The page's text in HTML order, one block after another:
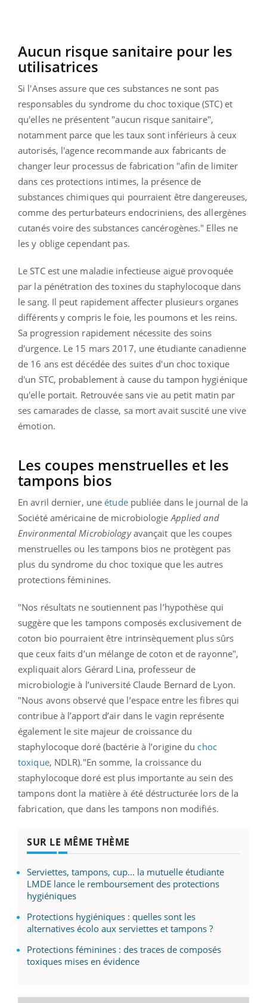
Aucun risque sanitaire pour les
utilisatrices
Si l'Anses assure que ces substances ne sont pas
responsables du syndrome du choc toxique (STC) et
qu'elles ne présentent "aucun risque sanitaire",
notamment parce que les taux sont inférieurs à ceux
autorisés, l'agence recommande aux fabricants de
changer leur processus de fabrication "afin de limiter
dans ces protections intimes, la présence de
substances chimiques qui pourraient être dangereuses,
comme des perturbateurs endocriniens, des allergènes
cutanés voire des substances cancérogènes." Elles ne
les y oblige cependant pas.
Le STC est une maladie infectieuse aiguë provoquée
par la pénétration des toxines du staphylocoque dans
le sang. Il peut rapidement affecter plusieurs organes
différents y compris le foie, les poumons et les reins.
Sa progression rapidement nécessite des soins
d'urgence. Le 15 mars 2017, une étudiante canadienne
de 16 ans est décédée des suites d'un choc toxique
d'un STC, probablement à cause du tampon hygiénique
qu'elle portait. Retrouvée sans vie au petit matin par
ses camarades de classe, sa mort avait suscité une vive
émotion.
Les coupes menstruelles et les
tampons bios
En avril dernier, uneétudepubliée dans le journal de la
Société américaine de microbiologie Applied and
Environmental Microbiologyavançait que les coupes
menstruelles ou les tampons bios ne protègent pas
plus du syndrome du choc toxique que les autres
protections féminines.
"Nos résultats ne soutiennent pas l’hypothèse qui
suggère que les tampons composés exclusivement de
coton bio pourraient être intrinsèquement plus sûrs
que ceux faits d’un mélange de coton et de rayonne",
expliquait alors Gérard Lina, professeur de
microbiologie à l’université Claude Bernard de Lyon.
"Nous avons observé que l’espace entre les fibres qui
contribue à l’apport d’air dans le vagin représente
également le site majeur de croissance du
staphylocoque doré (bactérie à l’origine du choc
toxique, NDLR)."En somme, la croissance du
staphylocoque doré est plus importante au sein des
tampons dont la matière à été déstructurée lors de la
fabrication, que dans les tampons non modifiés.
SUR LE MÊME THÈME
Serviettes, tampons, cup... la mutuelle étudiante
LMDE lance le remboursement des protections
hygiéniques
Protections hygiéniques : quelles sont les
alternatives écolo aux serviettes et tampons ?
Protections féminines : des traces de composés
toxiques mises en évidence